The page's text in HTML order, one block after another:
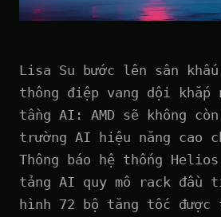
Lisa Su bước lên sân khấu
thông điệp vang dội khắp
tầng AI: AMD sẽ không
trường AI hiệu năng cao
Thông báo hệ thống
tảng AI quy mô rack đầu
hình 72 bộ tăng tốc